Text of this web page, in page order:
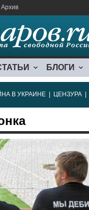
Архив
БЛОГИ
В УКРАИНЕ ЦЕНЗУРА